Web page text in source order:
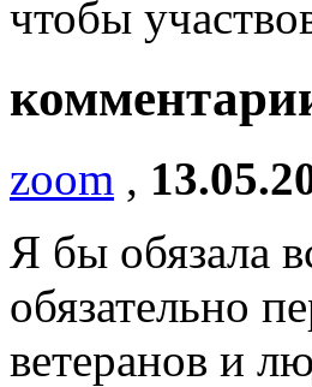
чтобы
zoom ,
Я бы обязала
обязательно
ветеранов и